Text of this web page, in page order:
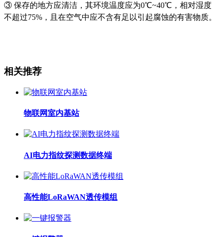
③ 保存的地方应清洁，其环境温度应为0℃~40℃，相对湿度
不超过75%，
且在空气中应不含有足以引起腐蚀的有害物质。
相关推荐
物联网室内基站
AI电力指纹探测数据终端
高性能LoRaWAN透传模组